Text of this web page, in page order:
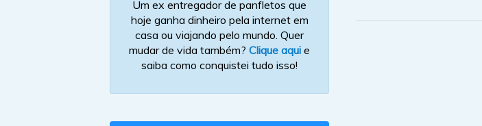
Um ex entregador de panfletos que
hoje ganha dinheiro pela internet em
casa ou viajando pelo mundo. Quer
mudar de vida também? Clique aqui e
saiba como conquistei tudo isso!